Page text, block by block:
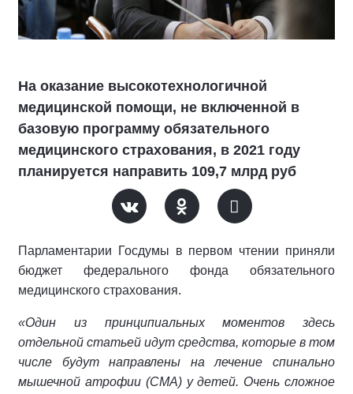
На оказание высокотехнологичной
медицинской помощи, не включенной в
базовую программу обязательного
медицинского страхования, в 2021 году
планируется направить 109,7 млрд руб
Парламентарии Госдумы в первом чтении приняли
бюджет федерального фонда обязательного
медицинского страхования.
«Один из принципиальных моментов здесь
отдельной статьей идут средства, которые в том
числе будут направлены на лечение спинально
мышечной атрофии (СМА) у детей. Очень сложное